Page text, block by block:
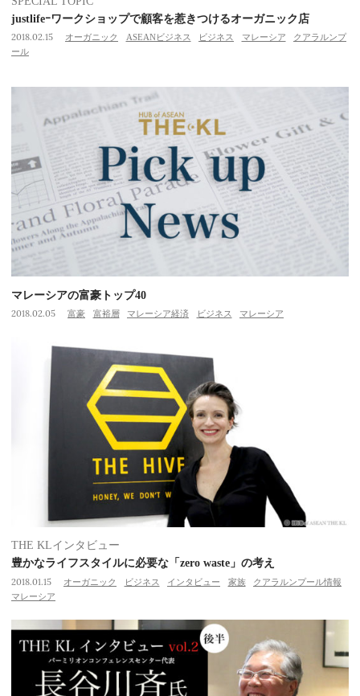
justlifeｰワークショップで顧客を惹きつけるオーガニック店
2018.02.15 オーガニック ASEANビジネス ビジネス マレーシア
クアラルンプ
ール
マレーシアの富豪トップ40
2018.02.05 富豪 富裕層 マレーシア経済 ビジネス マレーシア
THE KLインタビュー
豊かなライフスタイルに必要な「zero waste」の考え
2018.01.15 オーガニック ビジネス インタビュー 家族
クアラルンプール情報
マレーシア